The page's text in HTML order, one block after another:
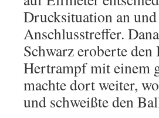
Drucksituation an
Anschlusstreffer.
Schwarz eroberte
Hertrampf mit einem
machte dort weiter,
und schweißte den